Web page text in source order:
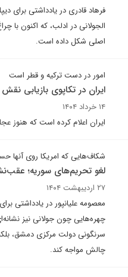
فرهاد قادری در یادداشتی
الجولانی در ادلب، که اکنون با
اصلی شکل داده است.
امور در دست ترکیه و قطر است
ایران در تکاپوی بازیابی
۱۴ خرداد ۱۴۰۴
ایران اعلام کرده است که هنوز
شکاف‌هایی که امریکا روی آنها
لغو تحریم‌های سوریه؛
۲۷ اردیبهشت ۱۴۰۴
معصومه علیانپور در یادداشتی
چهره‌هایی چون جولانی نیز
سرنگونی دولت مرکزی دمشق،
چالش مواجه کند.